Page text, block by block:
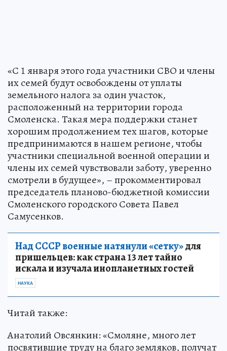
«С 1 января этого года участники СВО и члены
их семей будут освобождены от уплаты
земельного налога за один участок,
расположенный на территории города
Смоленска. Такая мера поддержки станет
хорошим продолжением тех шагов, которые
предпринимаются в нашем регионе, чтобы
участники специальной военной операции и
члены их семей чувствовали заботу, уверенно
смотрели в будущее», – прокомментировал
председатель планово-бюджетной комиссии
Смоленского городского Совета Павел
Самусенков.
Над СССР военные натянули «сетку»для
пришельцев: как страна 13 лет тайно
искала и изучала инопланетных гостей
НАУКА
Читай также:
Анатолий Овсянкин: «Смоляне, много лет
посвятившие труду на благо земляков, получат